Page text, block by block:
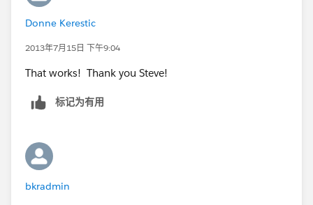
Donne Kerestic
2013年7月15日 下午9:04
That works! Thank you Steve!
标记为有用
bkradmin